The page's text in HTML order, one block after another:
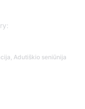
Adutiškio seniūnija